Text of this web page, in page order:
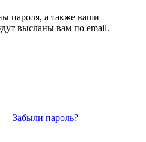
пароля, а также ваши
высланы вам по email.
Забыли пароль?